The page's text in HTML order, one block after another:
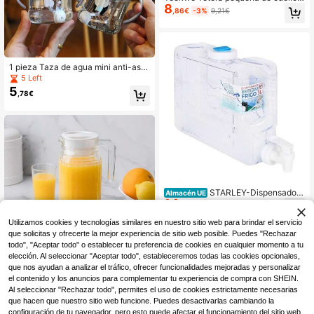
1 pieza Taza de agua mini anti-asfi
xia de 8.45oz con asa de plástico y
pajita, adecuada para deportes al ai
re libre y fitness, portátil, a prueba d
5 Left
5 ,78€
Almacén UE STARLEY-Jarra Friger S
quare para Nevera – Jarra Cuadrad
a para Agua y Bebidas, Disponible e
n 1L y 2L
9,89€
4-5 días hábiles
e cisne para café de goteo, tetera d
e acero inoxidable para cafetera y j
el calor al aire libre, fácil de limpiar,
cómoda de sostener, regalos, impre
scindibles para otoño e invierno, ac
cesorios esenciales para vacacione
s de camping, suministros de campi
8 ,86€ -3% 9,21€
Almacén UE STARLEY-Dispensador
de bebidas de plástico con grifo y a
sa,Dispensador de Agua y Bebidas
para la Nevera,Garrafa reutilizable
con grifo para nevera,Perfecto para
Hogar y Oficina 3L,3.8L,4.2L,5.6L,7.
14
4-5 días hábiles
Utilizamos cookies y tecnologías similares en nuestro sitio web para brindar el servicio
que solicitas y ofrecerte la mejor experiencia de sitio web posible. Puedes "Rechazar
todo", "Aceptar todo" o establecer tu preferencia de cookies en cualquier momento a tu
elección. Al seleccionar "Aceptar todo", estableceremos todas las cookies opcionales,
que nos ayudan a analizar el tráfico, ofrecer funcionalidades mejoradas y personalizar
el contenido y los anuncios para complementar tu experiencia de compra con SHEIN.
Al seleccionar "Rechazar todo", permites el uso de cookies estrictamente necesarias
que hacen que nuestro sitio web funcione. Puedes desactivarlas cambiando la
configuración de tu navegador, pero esto puede afectar el funcionamiento del sitio web.